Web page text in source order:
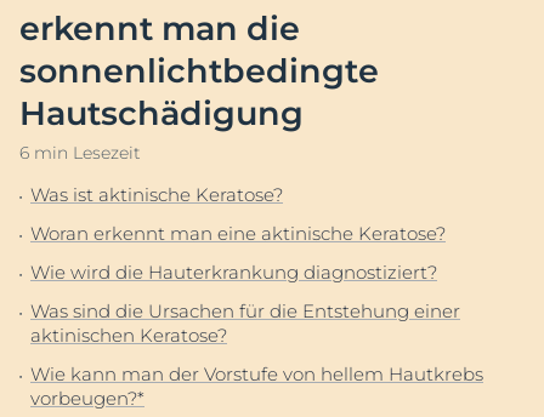
erkennt man die
sonnenlichtbedingte
Hautschädigung
6 min Lesezeit
Was ist aktinische Keratose?
Woran erkennt man eine aktinische Keratose?
Wie wird die Hauterkrankung diagnostiziert?
Was sind die Ursachen für die Entstehung einer
aktinischen Keratose?
Wie kann man der Vorstufe von hellem Hautkrebs
vorbeugen?*